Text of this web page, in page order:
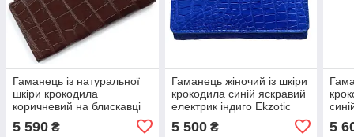
Гаманець із натуральної
шкіри крокодила
коричневий на блискавці
5 590 ₴
Гаманець жіночий із шкіри
крокодила синій яскравий
електрик індиго Ekzotic
5 500₴ 5